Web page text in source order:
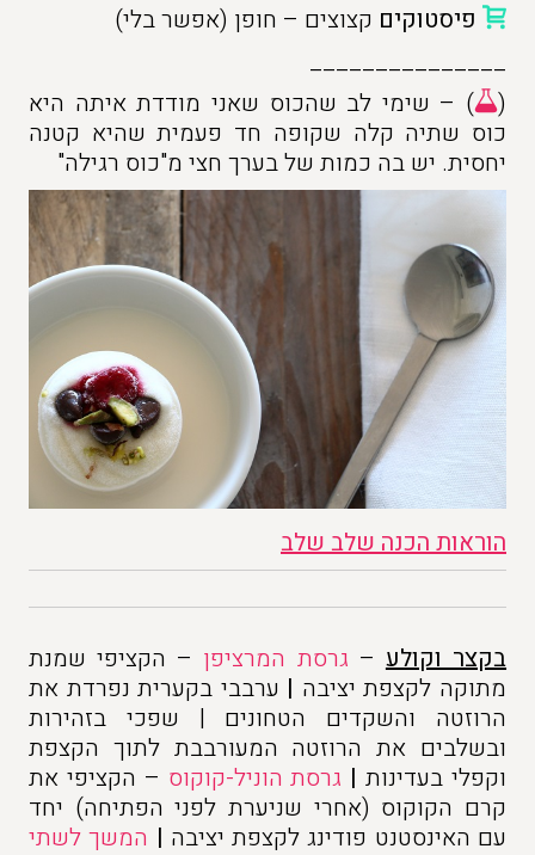
פיסטוקים קצוצים – חופן (אפשר בלי)
_______________
(
) – שימי לב שהכוס שאני מודדת איתה היא
כוס שתיה קלה שקופה חד פעמית שהיא קטנה
יחסית. יש בה כמות של בערך חצי מ"כוס רגילה"
הוראות הכנה שלב שלב
בקצר וקולע – גרסת המרציפן – הקציפי שמנת
מתוקה לקצפת יציבה | ערבבי בקערית נפרדת את
הרוזטה והשקדים הטחונים | שפכי בזהירות
ובשלבים את הרוזטה המעורבבת לתוך הקצפת
וקפלי בעדינות | גרסת הוניל-קוקוס – הקציפי את
קרם הקוקוס (אחרי שניערת לפני הפתיחה) יחד
עם האינסטנט פודינג לקצפת יציבה | המשך לשתי